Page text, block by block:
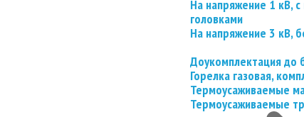
На напряжение 1 кВ,
головками
На напряжение 3 кВ,
Доукомплектация до
Горелка газовая,
Термоусаживаемые
Термоусаживаемые